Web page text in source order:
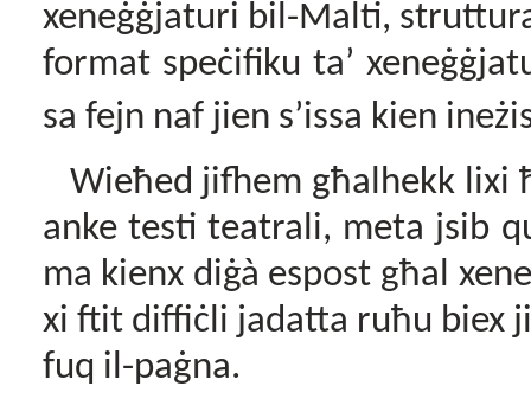
xeneġġjaturi bil-Malti,
format speċifiku ta’
sa fejn naf jien s’issa kien
Wieħed jifhem għalhekk lixi
anke testi teatrali, meta jsib
ma kienx diġà espost għal
xi ftit diffiċli jadatta ruħu biex
fuq il-paġna.